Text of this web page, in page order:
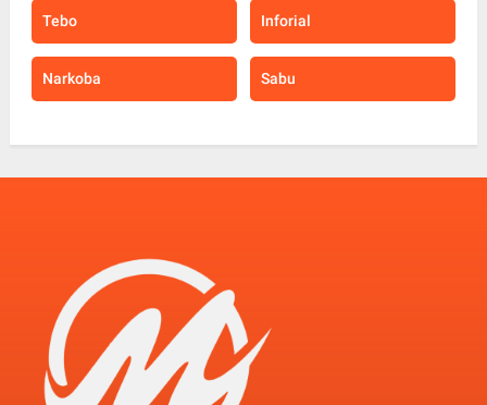
Tebo Inforial
Narkoba Sabu